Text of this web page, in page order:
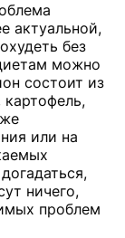
актуальной,
без
можно
состоит из
или на
ничего,
проблем